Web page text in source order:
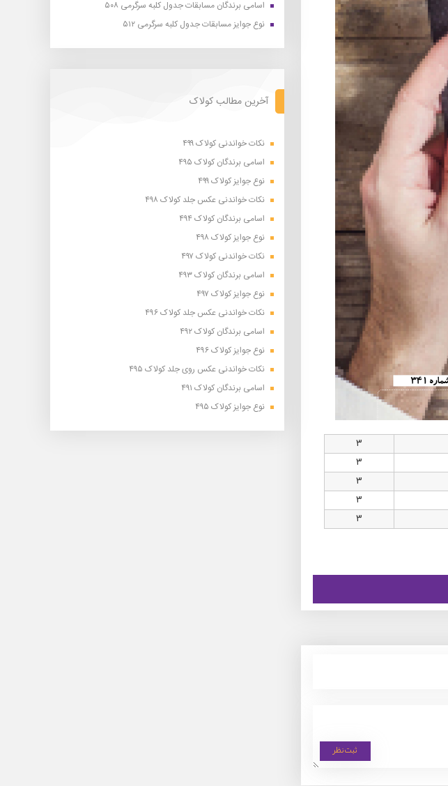
۳
۳
۳
۳
۳
اسامی برندگان مسابقات جدول کلبه سرگرمی ۵۰۸
نوع جوایز مسابقات جدول کلبه سرگرمی ۵۱۲
آخرین مطالب کولاک
نکات خواندنی کولاک ۴۹۹
اسامی برندگان کولاک ۴۹۵
نوع جوایز کولاک ۴۹۹
نکات خواندنی عکس جلد کولاک ۴۹۸
اسامی برندگان کولاک ۴۹۴
نوع جوایز کولاک ۴۹۸
نکات خواندنی کولاک ۴۹۷
اسامی برندگان کولاک ۴۹۳
نوع جوایز کولاک ۴۹۷
نکات خواندنی عکس جلد کولاک ۴۹۶
اسامی برندگان کولاک ۴۹۲
نوع جوایز کولاک ۴۹۶
نکات خواندنی عکس روی جلد کولاک ۴۹۵
اسامی برندگان کولاک ۴۹۱
نوع جوایز کولاک ۴۹۵